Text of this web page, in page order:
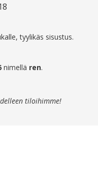
tyylikäs sisustus.
nimellä ren.
tiloihimme!